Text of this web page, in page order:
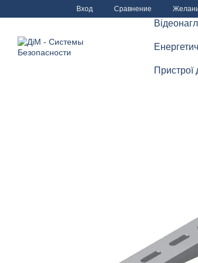
Перейти к основному контенту
Вход Сравнение
Пристрої